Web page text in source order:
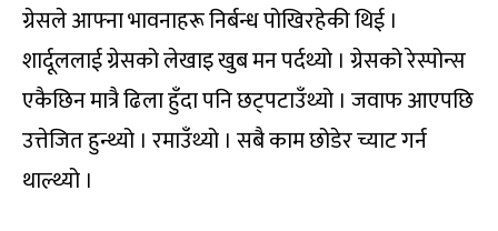
ग्रेसले आफ्ना भावनाहरू निर्बन्ध पोखिरहेकी थिई ।
शार्दूललाई ग्रेसको लेखाइ खुब मन पर्दथ्यो । ग्रेसको रेस्पोन्स
एकैछिन मात्रै ढिला हुँदा पनि छट्पटाउँथ्यो । जवाफ आएपछि
उत्तेजित हुन्थ्यो । रमाउँथ्यो । सबै काम छोडेर च्याट गर्न
थाल्थ्यो ।